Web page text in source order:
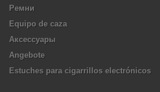
Ремни
Equipo de caza
Аксессуары
Angebote
Estuches para cigarrillos electrónicos